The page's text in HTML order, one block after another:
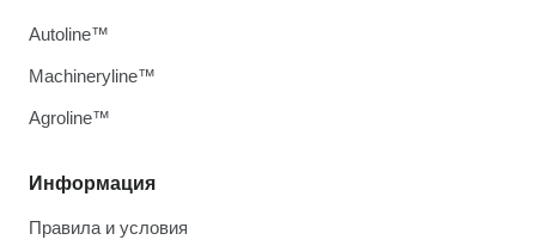
Информация
Правила и условия
Autoline™
Machineryline™
Agroline™